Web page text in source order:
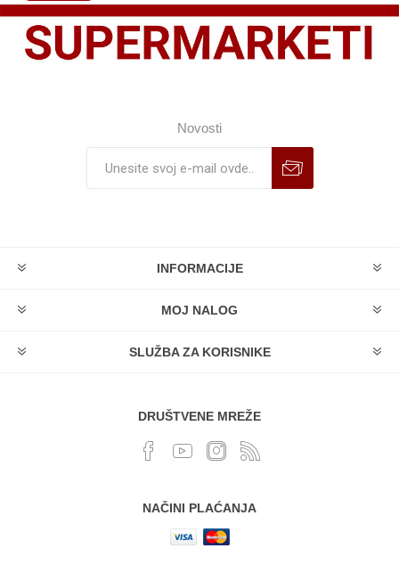
Novosti
INFORMACIJE
MOJ NALOG
SLUŽBA ZA KORISNIKE
DRUŠTVENE MREŽE
NAČINI PLAĆANJA